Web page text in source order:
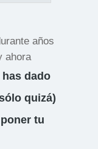
años
ahora
has dado
quizá)
tu